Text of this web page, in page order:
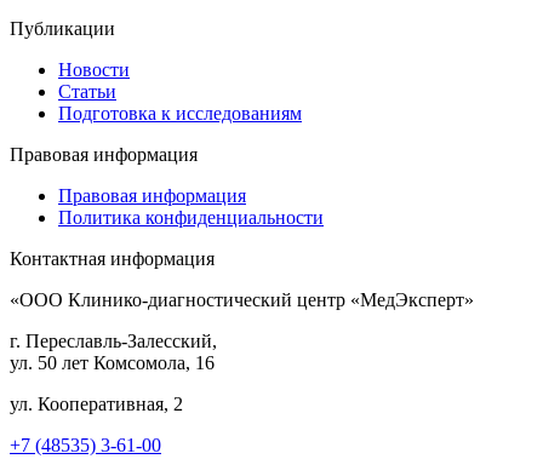
Публикации
Новости
Статьи
Подготовка к исследованиям
Правовая информация
Правовая информация
Политика конфиденциальности
Контактная информация
«ООО Клинико-диагностический центр «МедЭксперт»
г. Переславль-Залесский,
ул. 50 лет Комсомола, 16
ул. Кооперативная, 2
+7 (48535) 3-61-00